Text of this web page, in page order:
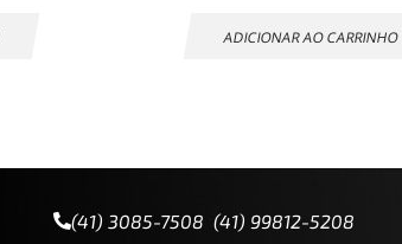
ADICIONAR AO CARRINHO
(41) 3085-7508 (41) 99812-5208